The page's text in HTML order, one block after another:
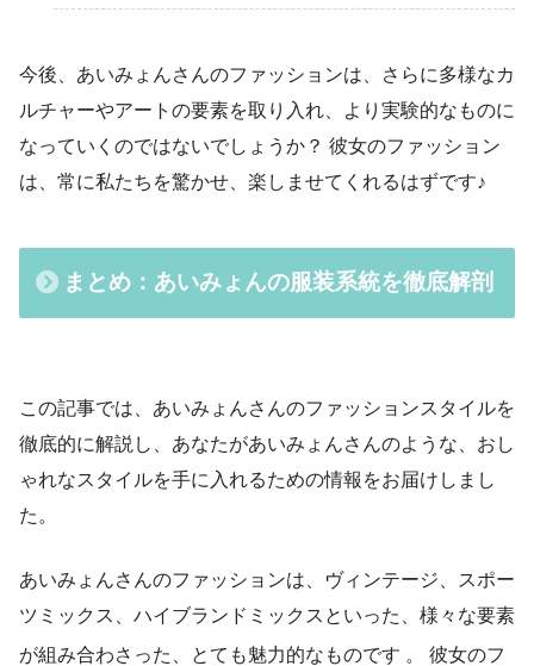
今後、あいみょんさんのファッションは、さらに多様なカ
ルチャーやアートの要素を取り入れ、より実験的なものに
なっていくのではないでしょうか？ 彼女のファッション
は、常に私たちを驚かせ、楽しませてくれるはずです♪
まとめ：あいみょんの服装系統を徹底解剖
この記事では、あいみょんさんのファッションスタイルを
徹底的に解説し、あなたがあいみょんさんのような、おし
ゃれなスタイルを手に入れるための情報をお届けしまし
た。
あいみょんさんのファッションは、ヴィンテージ、スポー
ツミックス、ハイブランドミックスといった、様々な要素
が組み合わさった、とても魅力的なものです 。 彼女のフ